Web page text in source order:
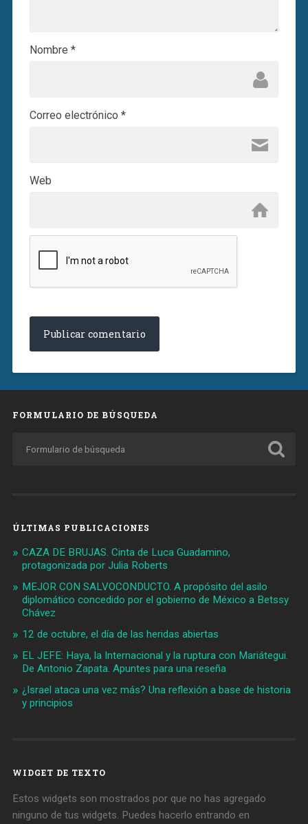
Nombre *
Correo electrónico *
Web
FORMULARIO DE BÚSQUEDA
ÚLTIMAS PUBLICACIONES
CAZA DE BRUJAS. Cinta de Luca Guadamino,
protagonizada por Julia Roberts
MEJOR CON SALVOCONDUCTO. A propósito del asilo
diplomático concedido por el gobierno de México a Betssy
Chávez
12 de octubre, el día de las heridas abiertas
EL JEFE: Haya, la Internacional y la ruptura con Mariátegui.
De Antonio Zapata. Apuntes para una reseña
¿Israel ataca una vez más? Una reflexión a base de historia
y principios
WIDGET DE TEXTO
Estos widgets son mostrados por que no has agregado
ninguno de tus widgets. Puedes hacerlo entrando en